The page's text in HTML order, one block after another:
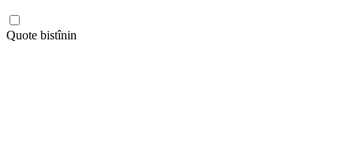
Quote bistînin